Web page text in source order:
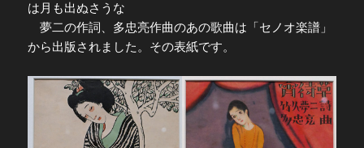
は月も出ぬさうな
夢二の作詞、多忠亮作曲のあの歌曲は「セノオ楽譜」
から出版されました。その表紙です。